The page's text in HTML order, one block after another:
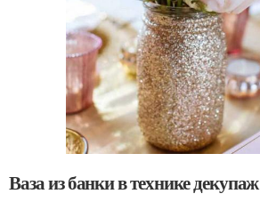
Ваза из банки в технике декупаж